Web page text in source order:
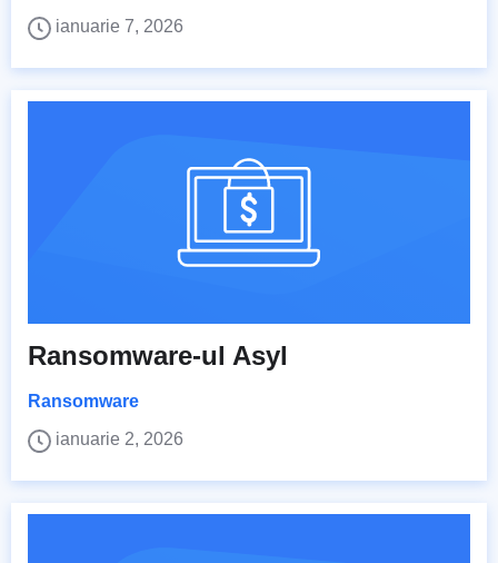
ianuarie 7, 2026
Ransomware-ul Asyl
Ransomware
ianuarie 2, 2026